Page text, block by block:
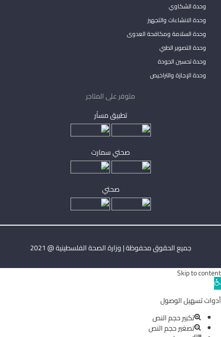
وحدة الشكاوي
وحدة الانشاءات والتجهيز
وحدة السلامة ومكافحة العدوى
وحدة التصوير الطبي
وحدة تحسين الجودة
وحدة الإجازة والتراخيص
متوفر على المتاجر
تطبيق مساْر
صحتي سمارت
صحتي
جميع الحقوق محفوظة | وزارة الصحة الفلسطينية @ 2021
Skip to content
Open
toolbar
أدوات تسهيل الوصول
تكبير حجم النص
تصغير حجم النص